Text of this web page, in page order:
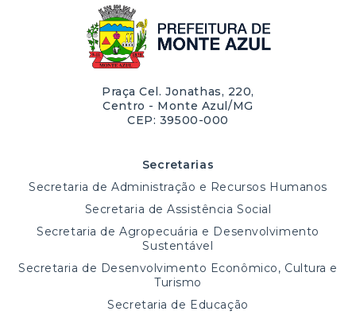
Praça Cel. Jonathas, 220,
Centro - Monte Azul/MG
CEP: 39500-000
Secretarias
Secretaria de Administração e Recursos Humanos
Secretaria de Assistência Social
Secretaria de Agropecuária e Desenvolvimento
Sustentável
Secretaria de Desenvolvimento Econômico, Cultura e
Turismo
Secretaria de Educação